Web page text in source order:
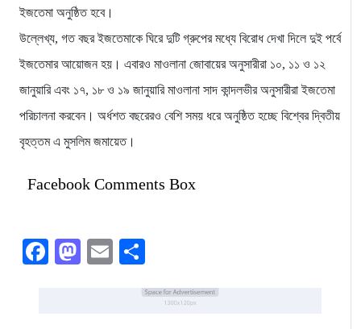
ইজতেমা অনুষ্ঠিত হবে।
উল্লেখ্য, গত বছর ইজতেমাকে ঘিরে দুটি গ্রুপের মধ্যে বিরোধ দেখা দিলে দুই পর্বে
ইজতেমার আয়োজন হয়। এবারও মাওলানা জোবায়ের অনুসারীরা ১০, ১১ ও ১২
জানুয়ারি এবং ১৭, ১৮ ও ১৯ জানুয়ারি মাওলানা সাদ কান্দলভীর অনুসারীরা ইজতেমা
পরিচালনা করবেন। অর্ধশত বছরেরও বেশি সময় ধরে অনুষ্ঠিত হচ্ছে বিশ্বের দ্বিতীয়
বৃহত্তম এ মুসলিম জমায়েত।
Facebook Comments Box
Facebook
Mastodon
Email